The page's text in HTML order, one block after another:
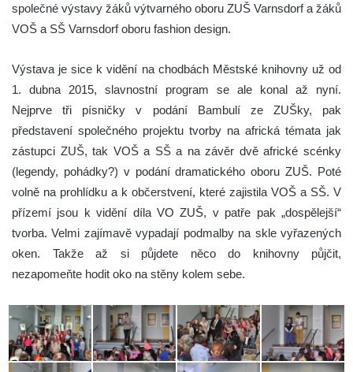
společné výstavy žáků výtvarného oboru ZUŠ Varnsdorf a žáků
VOŠ a SŠ Varnsdorf oboru fashion design.
Výstava je sice k vidění na chodbách Městské knihovny už od
1. dubna 2015, slavnostní program se ale konal až nyní.
Nejprve tři písničky v podání Bambulí ze ZUŠky, pak
představení společného projektu tvorby na africká témata jak
zástupci ZUŠ, tak VOŠ a SŠ a na závěr dvě africké scénky
(legendy, pohádky?) v podání dramatického oboru ZUŠ. Poté
volně na prohlídku a k občerstvení, které zajistila VOŠ a SŠ. V
přízemí jsou k vidění díla VO ZUŠ, v patře pak „dospělejší“
tvorba. Velmi zajímavě vypadají podmalby na skle vyřazených
oken. Takže až si půjdete něco do knihovny půjčit,
nezapomeňte hodit oko na stěny kolem sebe.